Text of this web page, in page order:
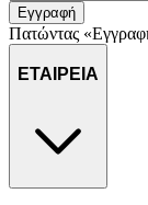
Εγγραφή
Πατώντας
ΕΤΑΙΡΕΙΑ